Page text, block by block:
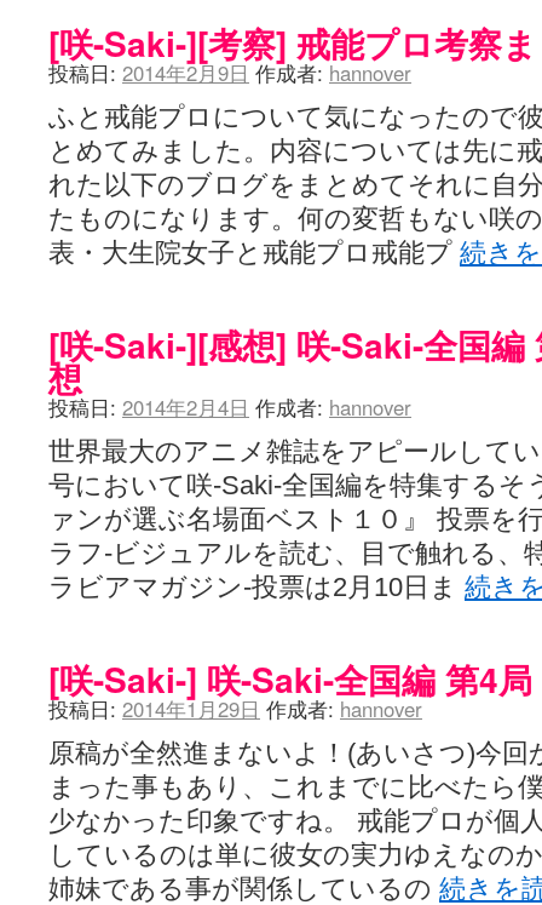
[咲-Saki-][考察] 戒能プロ考察
投稿日: 2014年2月9日 作成者: hannover
ふと戒能プロについて気になったので
とめてみました。内容については先に
れた以下のブログをまとめてそれに自
たものになります。何の変哲もない咲
表・大生院女子と戒能プロ戒能プ 続き
[咲-Saki-][感想] 咲-Saki-全国編
想
投稿日: 2014年2月4日 作成者: hannover
世界最大のアニメ雑誌をアピールして
号において咲-Saki-全国編を特集するそ
ァンが選ぶ名場面ベスト１０』 投票を
ラフ-ビジュアルを読む、目で触れる、
ラビアマガジン-投票は2月10日ま 続き
[咲-Saki-] 咲-Saki-全国編 第4
投稿日: 2014年1月29日 作成者: hannover
原稿が全然進まないよ！(あいさつ)今回
まった事もあり、これまでに比べたら
少なかった印象ですね。 戒能プロが個
しているのは単に彼女の実力ゆえなの
姉妹である事が関係しているの 続きを